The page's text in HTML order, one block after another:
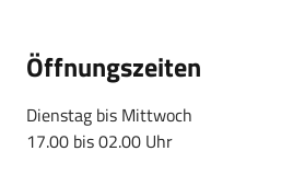
Öffnungszeiten
Dienstag bis Mittwoch
17.00 bis 02.00 Uhr